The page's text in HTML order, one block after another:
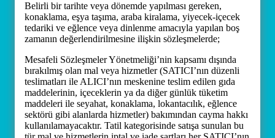
Belirli bir tarihte veya dönemde yapılması gereken,
konaklama, eşya taşıma, araba kiralama, yiyecek-içecek
tedariki ve eğlence veya dinlenme amacıyla yapılan boş
zamanın değerlendirilmesine ilişkin sözleşmelerde;
Mesafeli Sözleşmeler Yönetmeliği’nin kapsamı dışında
bırakılmış olan mal veya hizmetler (SATICI’nın düzenli
teslimatları ile ALICI’nın meskenine teslim edilen gıda
maddelerinin, içeceklerin ya da diğer günlük tüketim
maddeleri ile seyahat, konaklama, lokantacılık, eğlence
sektörü gibi alanlarda hizmetler) bakımından cayma hakkı
kullanılamayacaktır. Tatil kategorisinde satışa sunulan bu